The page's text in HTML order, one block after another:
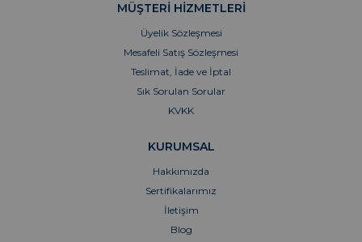
MÜŞTERİ HİZMETLERİ
Üyelik Sözleşmesi
Mesafeli Satış Sözleşmesi
Teslimat, İade ve İptal
Sık Sorulan Sorular
KVKK
KURUMSAL
Hakkımızda
Sertifikalarımız
İletişim
Blog